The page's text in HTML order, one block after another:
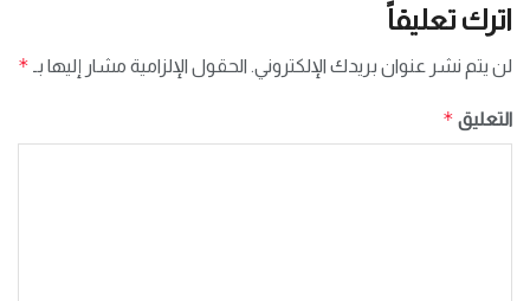
اترك تعليقاً
لن يتم نشر عنوان بريدك الإلكتروني. الحقول الإلزامية مشار إليها بـ *
التعليق *